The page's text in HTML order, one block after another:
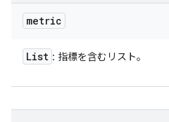
metric
List : 指標を含むリスト。